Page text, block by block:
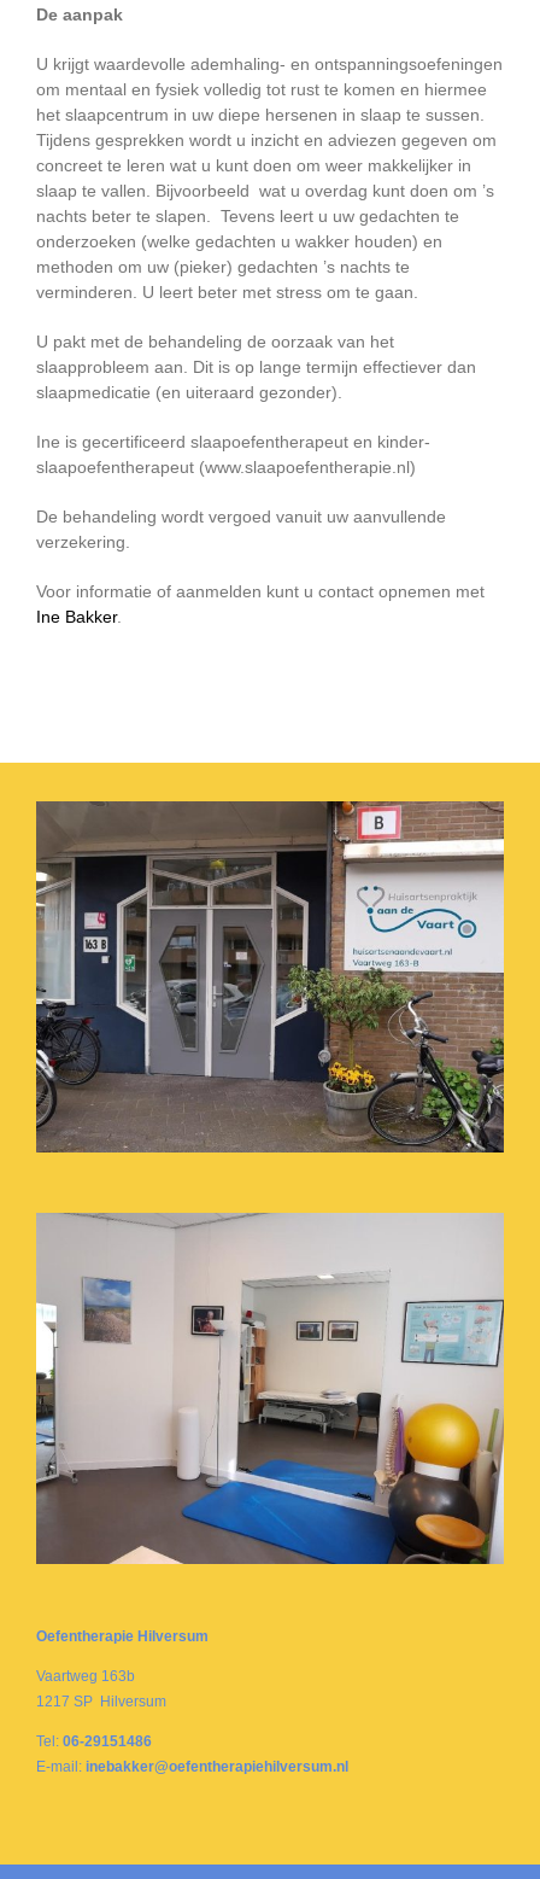
De aanpak
U krijgt waardevolle ademhaling- en ontspanningsoefeningen
om mentaal en fysiek volledig tot rust te komen en hiermee
het slaapcentrum in uw diepe hersenen in slaap te sussen.
Tijdens gesprekken wordt u inzicht en adviezen gegeven om
concreet te leren wat u kunt doen om weer makkelijker in
slaap te vallen. Bijvoorbeeld wat u overdag kunt doen om ’s
nachts beter te slapen. Tevens leert u uw gedachten te
onderzoeken (welke gedachten u wakker houden) en
methoden om uw (pieker) gedachten ’s nachts te
verminderen. U leert beter met stress om te gaan.
U pakt met de behandeling de oorzaak van het
slaapprobleem aan. Dit is op lange termijn effectiever dan
slaapmedicatie (en uiteraard gezonder).
Ine is gecertificeerd slaapoefentherapeut en kinder-
slaapoefentherapeut (www.slaapoefentherapie.nl)
De behandeling wordt vergoed vanuit uw aanvullende
verzekering.
Voor informatie of aanmelden kunt u contact opnemen met
Ine Bakker.
Oefentherapie Hilversum
Vaartweg 163b
1217 SP Hilversum
Tel: 06-29151486
E-mail: inebakker@oefentherapiehilversum.nl